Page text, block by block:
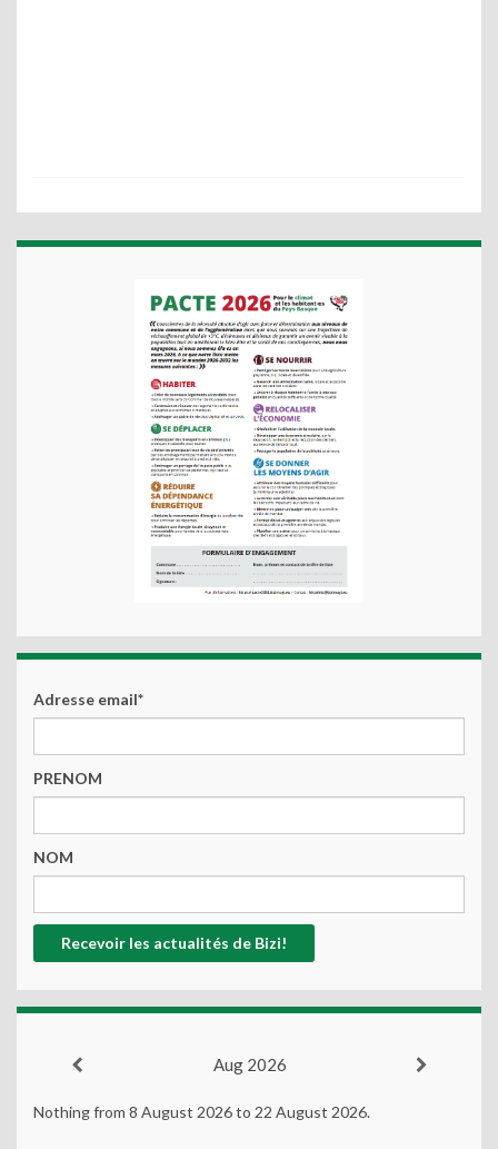
Adresse email*
PRENOM
NOM
Aug 2026
Nothing from 8 August 2026 to 22 August 2026.